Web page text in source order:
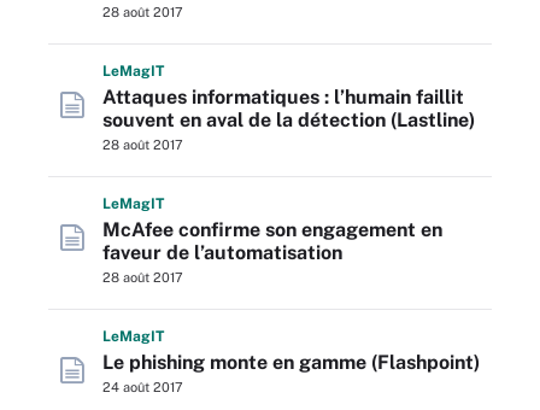
28 août 2017
LeMagIT
Attaques informatiques : l’humain faillit
souvent en aval de la détection (Lastline)
28 août 2017
LeMagIT
McAfee confirme son engagement en
faveur de l’automatisation
28 août 2017
LeMagIT
Le phishing monte en gamme (Flashpoint)
24 août 2017